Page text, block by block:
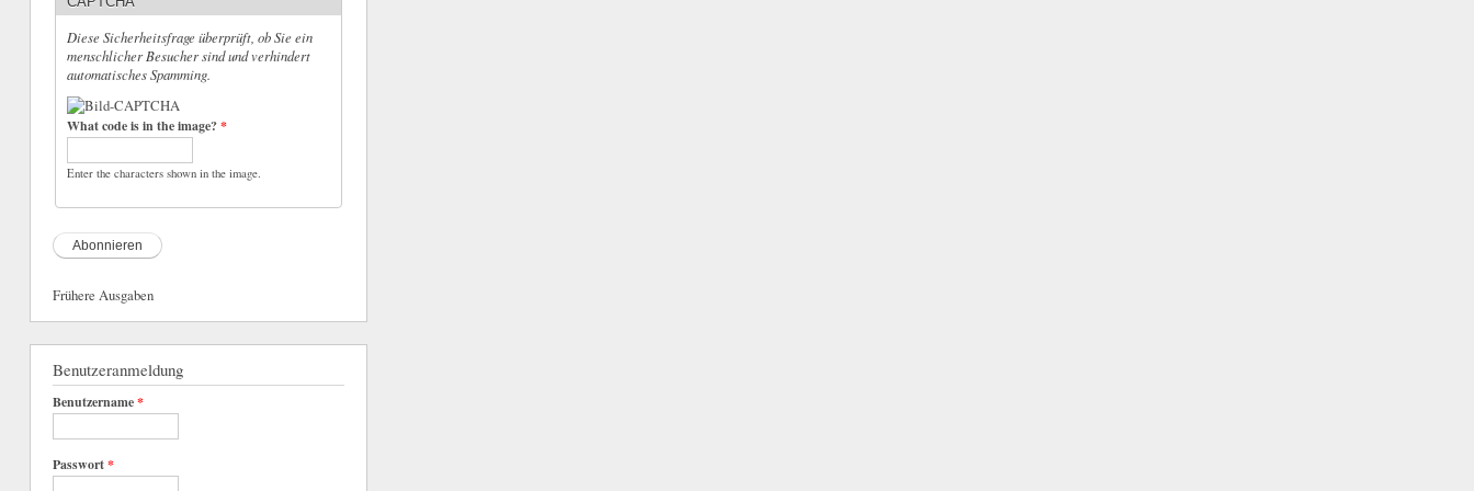
Diese Sicherheitsfrage überprüft, ob Sie ein
menschlicher Besucher sind und verhindert
automatisches Spamming.
What code is in the image?*
Enter the characters shown in the image.
Frühere Ausgaben
Benutzeranmeldung
Benutzername*
Passwort*